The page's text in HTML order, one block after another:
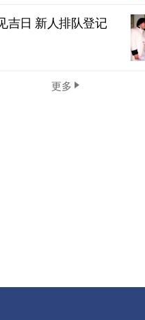
吉日 新人排队登记
更多